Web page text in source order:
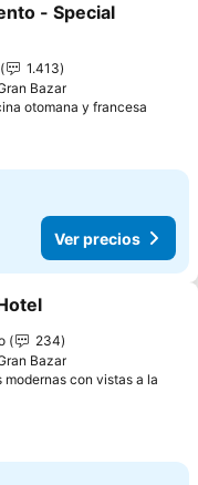
a favoritos
- Special
1.413
Bazar
otomana y francesa
Ver precios
a favoritos
234
Bazar
modernas con vistas a la